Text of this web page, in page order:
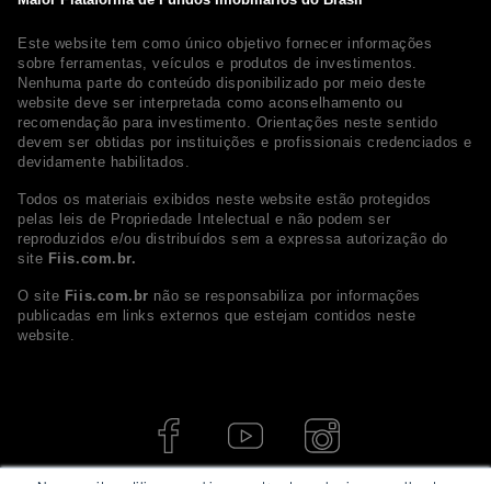
Este website tem como único objetivo fornecer informações
sobre ferramentas, veículos e produtos de investimentos.
Nenhuma parte do conteúdo disponibilizado por meio deste
website deve ser interpretada como aconselhamento ou
recomendação para investimento. Orientações neste sentido
devem ser obtidas por instituições e profissionais credenciados e
devidamente habilitados.
Todos os materiais exibidos neste website estão protegidos
pelas leis de Propriedade Intelectual e não podem ser
reproduzidos e/ou distribuídos sem a expressa autorização do
site Fiis.com.br.
O site Fiis.com.br não se responsabiliza por informações
publicadas em links externos que estejam contidos neste
website.